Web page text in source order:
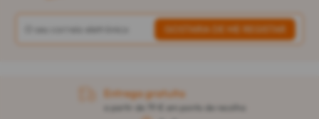
Entrega gratuita
a partir de 79 € em ponto de recolha